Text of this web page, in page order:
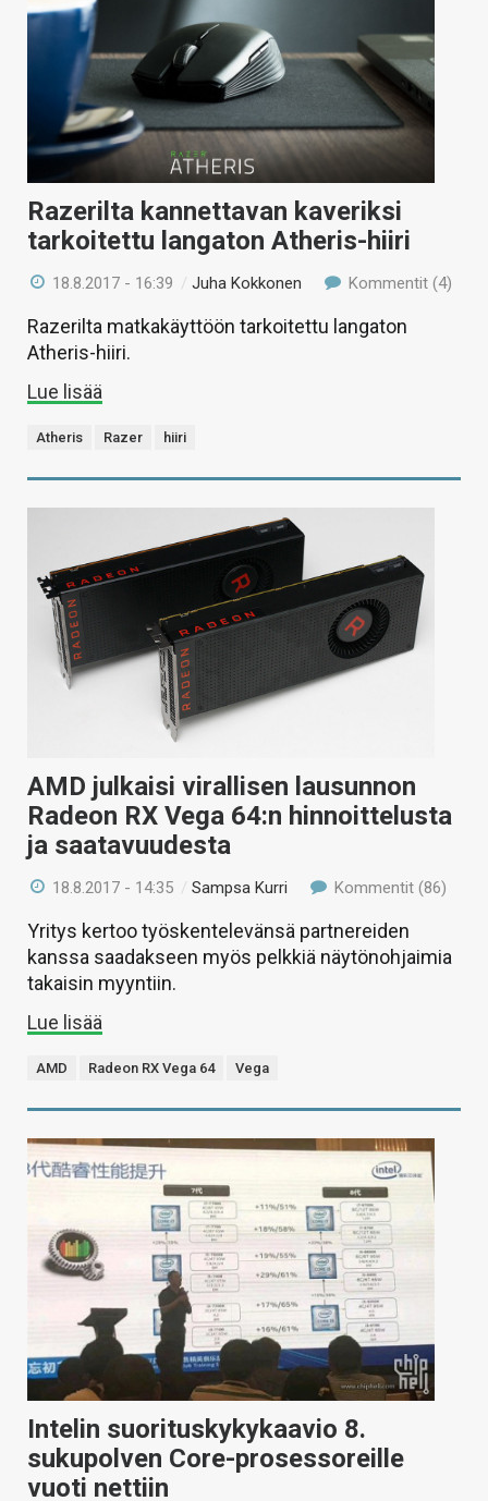
Razerilta kannettavan kaveriksi
tarkoitettu langaton Atheris-hiiri
18.8.2017 - 16:39 /Juha Kokkonen Kommentit (4)
Razerilta matkakäyttöön tarkoitettu langaton
Atheris-hiiri.
Lue lisää
Atheris Razer hiiri
AMD julkaisi virallisen lausunnon
Radeon RX Vega 64:n hinnoittelusta
ja saatavuudesta
18.8.2017 - 14:35 /Sampsa Kurri Kommentit (86)
Yritys kertoo työskentelevänsä partnereiden
kanssa saadakseen myös pelkkiä näytönohjaimia
takaisin myyntiin.
Lue lisää
AMD Radeon RX Vega 64 Vega
Intelin suorituskykykaavio 8.
sukupolven Core-prosessoreille
vuoti nettiin